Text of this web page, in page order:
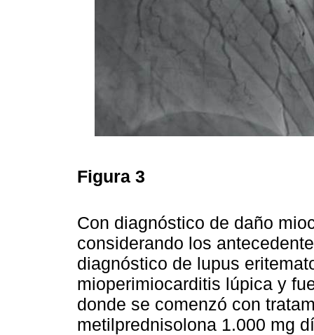
Figura 3
Con diagnóstico de daño
considerando los
diagnóstico de lupus
mioperimiocarditis lúpica y
donde se comenzó con
metilprednisolona 1.000 mg